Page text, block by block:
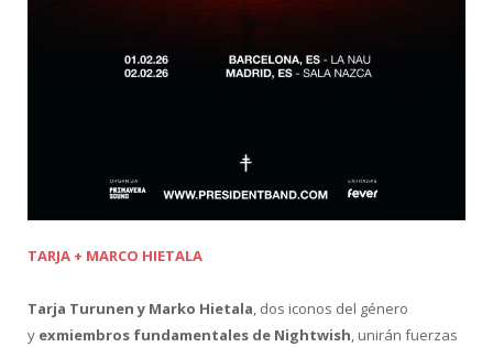
TARJA + MARCO HIETALA
Tarja Turunen y Marko Hietala, dos iconos del género
y exmiembros fundamentales de Nightwish, unirán fuerzas